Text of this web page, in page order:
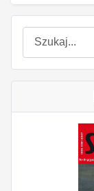
Szukaj